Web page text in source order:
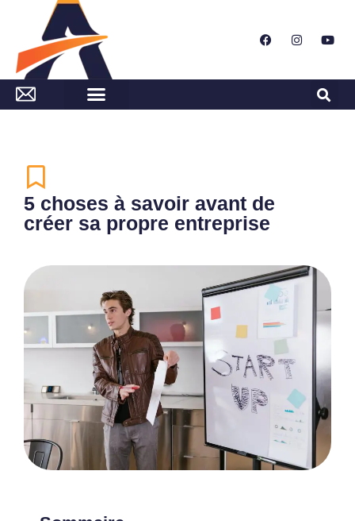
5 choses à savoir avant de
créer sa propre entreprise